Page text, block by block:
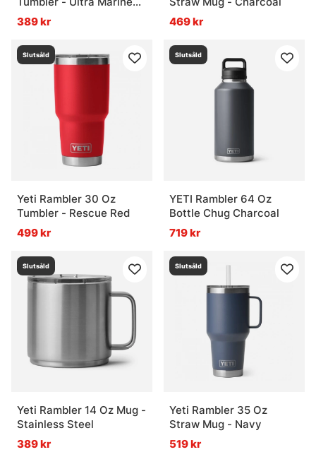
Violet
389 kr
469 kr
Slutsåld
Yeti Rambler 30 Oz
Tumbler - Rescue Red
499 kr
Slutsåld
YETI Rambler 64 Oz
Bottle Chug Charcoal
719 kr
Slutsåld
Yeti Rambler 14 Oz Mug -
Stainless Steel
389 kr
Slutsåld
Yeti Rambler 35 Oz
Straw Mug - Navy
519 kr